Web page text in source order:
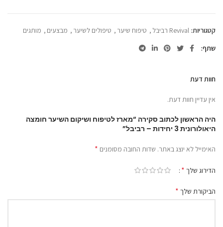
קטגוריות: Revival רביבל , טיפוח שיער , טיפולים לשיער , מבצעים , מותגים
שתף
חוות דעת
אין עדיין חוות דעת.
היה הראשון לכתוב סקירה “מארז לטיפוח ושיקום השיער חומצה
היאולורונית 3 יחידות – רביבל”
האימייל לא יוצג באתר. שדות החובה מסומנים *
הדירוג שלך *
הביקורת שלך *